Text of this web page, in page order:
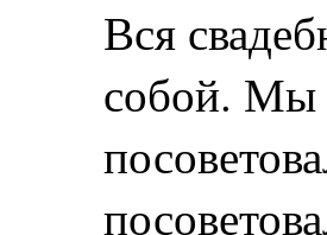
Вся
собой. Мы